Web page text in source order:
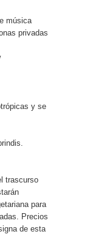
música
privadas
y se
trascurso
para
Precios
de esta